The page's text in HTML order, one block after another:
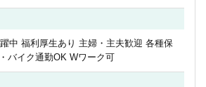
中 福利厚生あり 主婦・主夫歓迎 各種保
バイク通勤OK Wワーク可